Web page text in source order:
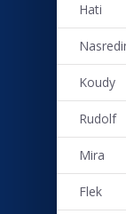
Hati
Koudy
Rudolf
Mira
Flek